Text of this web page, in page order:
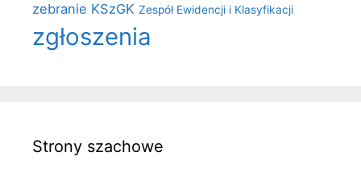
zebranie KSzGK Zespół Ewidencji i Klasyfikacji
zgłoszenia
Strony szachowe